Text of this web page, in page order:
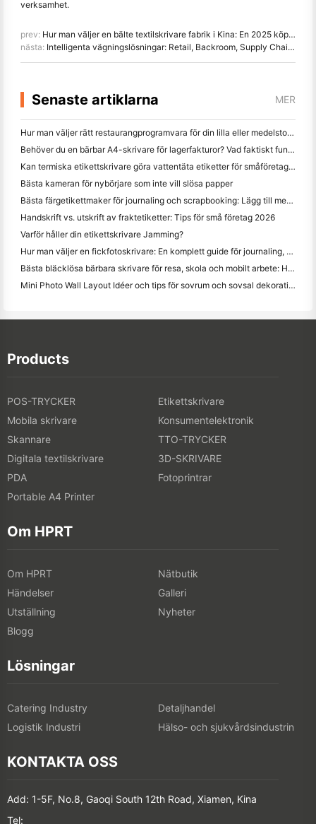
verksamhet.
prev: Hur man väljer en bälte textilskrivare fabrik i Kina: En 2025 köpguide
nästa: Intelligenta vägningslösningar: Retail, Backroom, Supply Chain & Canteen
Senaste artiklarna MER
Hur man väljer rätt restaurangprogramvara för din lilla eller medelstora restaurang
Behöver du en bärbar A4-skrivare för lagerfakturor? Vad faktiskt fungerar
Kan termiska etikettskrivare göra vattentäta etiketter för småföretagsprodukter?
Bästa kameran för nybörjare som inte vill slösa papper
Bästa färgetikettmaker för journaling och scrapbooking: Lägg till mer färg på varje sida
Handskrift vs. utskrift av fraktetiketter: Tips för små företag 2026
Varför håller din etikettskrivare Jamming?
Hur man väljer en fickfotoskrivare: En komplett guide för journaling, resor och iPhone-användare
Bästa bläcklösa bärbara skrivare för resa, skola och mobilt arbete: Hanin MT620 Pro Review
Mini Photo Wall Layout Idéer och tips för sovrum och sovsal dekoration
Products
POS-TRYCKER
Etikettskrivare
Mobila skrivare
Konsumentelektronik
Skannare
TTO-TRYCKER
Digitala textilskrivare
3D-SKRIVARE
PDA
Fotoprintrar
Portable A4 Printer
Om HPRT
Om HPRT
Nätbutik
Händelser
Galleri
Utställning
Nyheter
Blogg
Lösningar
Catering Industry
Detaljhandel
Logistik Industri
Hälso- och sjukvårdsindustrin
KONTAKTA OSS
Add: 1-5F, No.8, Gaoqi South 12th Road, Xiamen, Kina
Tel: